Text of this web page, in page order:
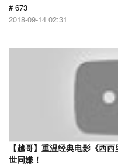
# 673
2018-09-14 02:31
【越哥】重温经典电影《西
世同嫌！